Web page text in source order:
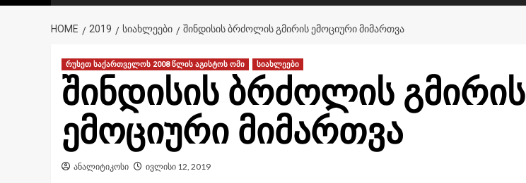
HOME 2019 ᲡᲘᲐᲮᲚᲔᲔᲑᲘ ᲨᲘᲜᲓᲘᲡᲘᲡ ᲑᲠᲫᲝᲚᲘᲡ ᲒᲛᲘᲠᲘᲡ ᲔᲛᲝᲪᲘᲣᲠᲘ ᲛᲘᲛᲐᲠᲗᲕᲐ
რუსეთ საქართველოს 2008 წლის აგისტოს ომი სიახლეები
შინდისის ბრძოლის გმირის
ემოციური მიმართვა
ანალიტიკოსი ივლისი 12, 2019